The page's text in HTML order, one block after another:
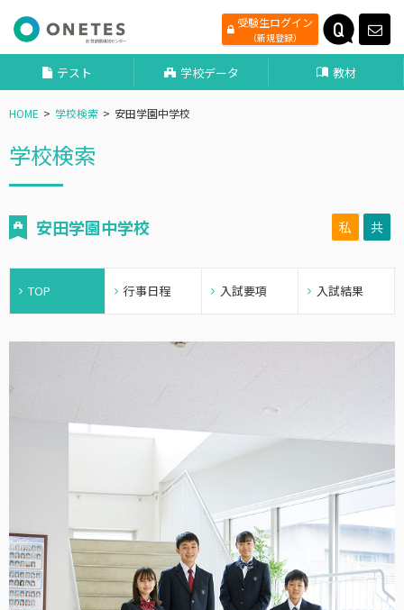
受験生ログイン
（新規登録）
テスト 学校データ 教材
HOME 学校検索 安田学園中学校
学校検索
安田学園中学校 私 共
TOP 行事日程 入試要項 入試結果